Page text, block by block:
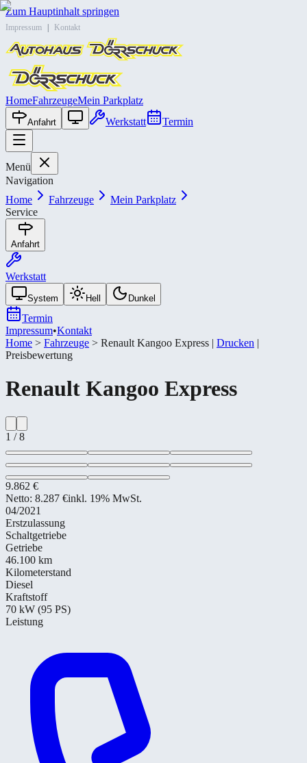
Zum Hauptinhalt springen
Impressum Kontakt
HomeFahrzeugeMein Parkplatz
Anfahrt Werkstatt Termin
Menü
Navigation
Home
Fahrzeuge
Mein Parkplatz
Service
Anfahrt
Werkstatt
System Hell Dunkel
Termin
Impressum•Kontakt
Home > Fahrzeuge > Renault Kangoo Express | Drucken |
Preisbewertung
Renault Kangoo Express
1 /8
9.862 €
Netto: 8.287 €inkl. 19% MwSt.
04/2021
Erstzulassung
Schaltgetriebe
Getriebe
46.100 km
Kilometerstand
Diesel
Kraftstoff
70 kW (95 PS)
Leistung